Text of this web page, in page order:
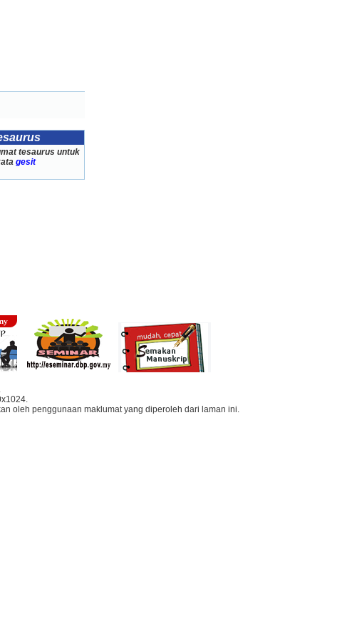
tesaurus untuk
gesit
oleh penggunaan maklumat yang diperoleh dari laman ini.